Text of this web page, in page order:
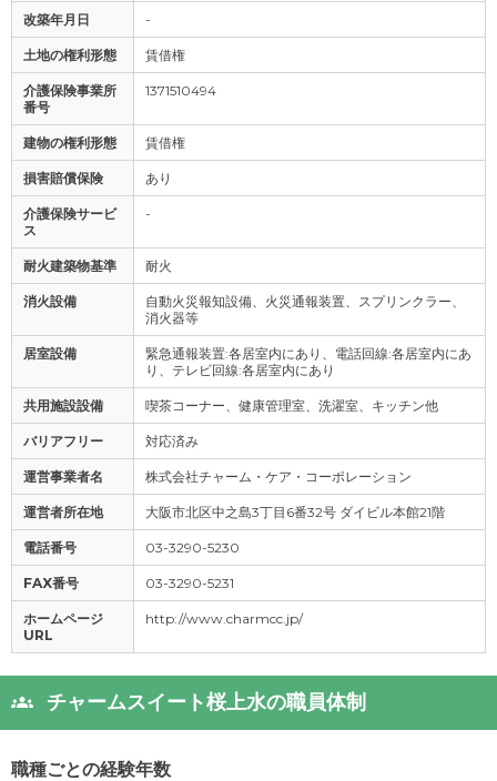
改築年月日 -
土地の権利形態 賃借権
介護保険事業所
番号
1371510494
建物の権利形態 賃借権
損害賠償保険 あり
介護保険サービ
ス
-
耐火建築物基準 耐火
消火設備
自動火災報知設備、火災通報装置、スプリンクラー、
消火器等
居室設備
緊急通報装置:各居室内にあり、電話回線:各居室内にあ
り、テレビ回線:各居室内にあり
共用施設設備 喫茶コーナー、健康管理室、洗濯室、キッチン他
バリアフリー 対応済み
運営事業者名 株式会社チャーム・ケア・コーポレーション
運営者所在地 大阪市北区中之島3丁目6番32号 ダイビル本館21階
電話番号 03-3290-5230
FAX番号 03-3290-5231
ホームページ
URL
http://www.charmcc.jp/
チャームスイート桜上水の職員体制
職種ごとの経験年数